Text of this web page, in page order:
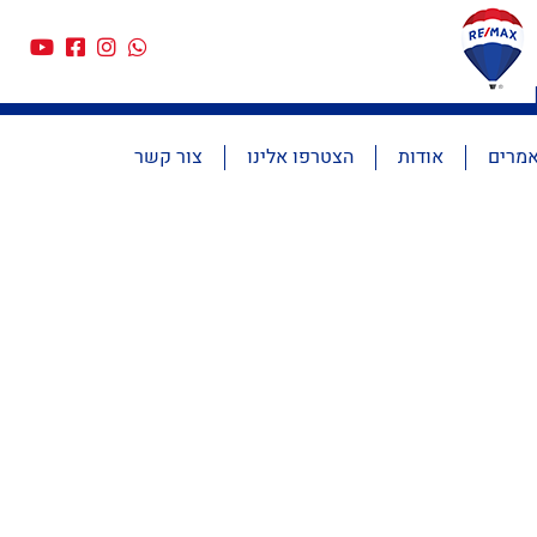
אודות הצטרפו אלינו צור קשר